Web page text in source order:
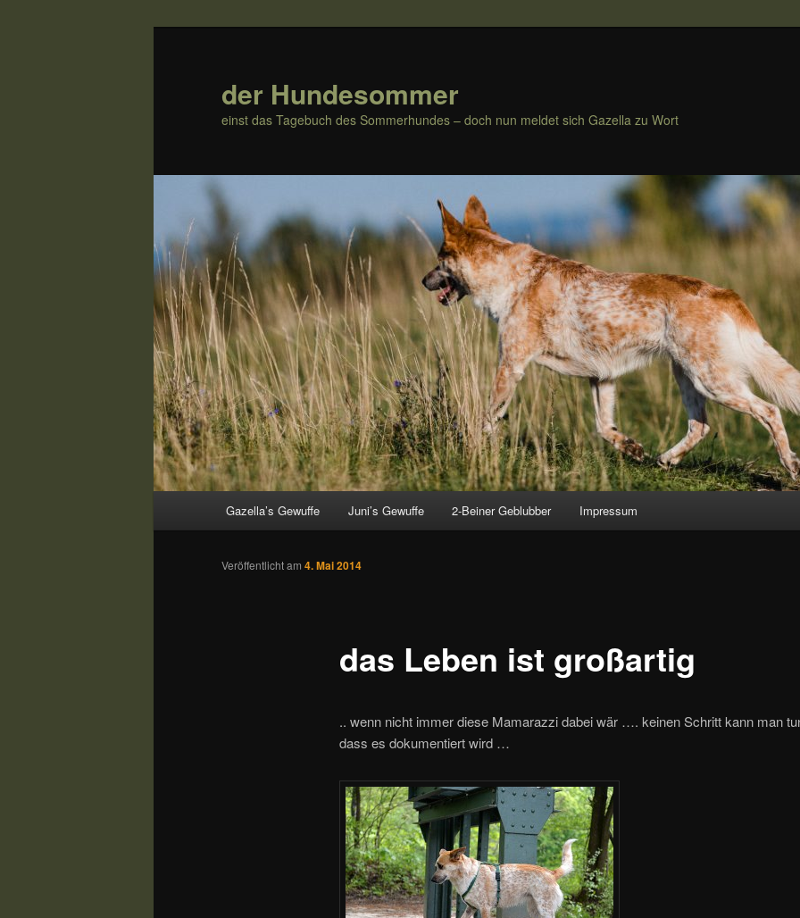
der Hundesommer
einst das Tagebuch des Sommerhundes – doch nun meldet sich Gazella zu Wort
Gazella’s Gewuffe Juni’s Gewuffe 2-Beiner Geblubber Impressum
das Leben ist großartig
Veröffentlicht am 4. Mai 2014
.. wenn nicht immer diese Mamarazzi dabei wär …. keinen Schritt kann man
dass es dokumentiert wird …